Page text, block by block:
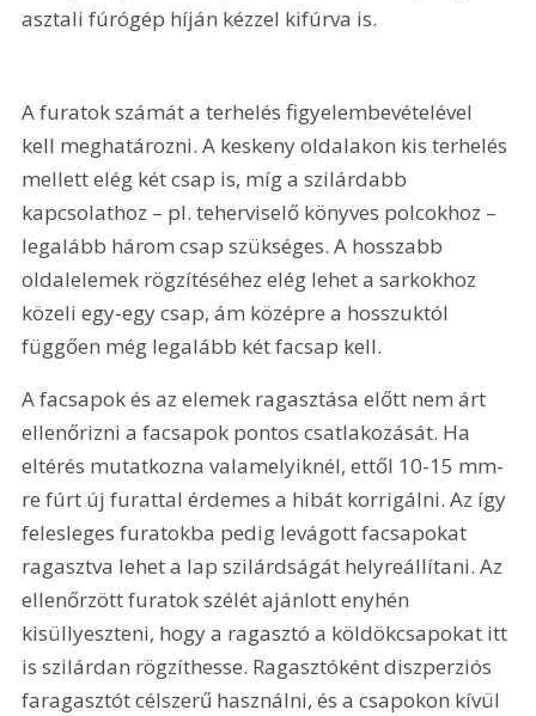
asztali fúrógép híján kézzel kifúrva is.
A furatok számát a terhelés figyelembevételével
kell meghatározni. A keskeny oldalakon kis terhelés
mellett elég két csap is, míg a szilárdabb
kapcsolathoz – pl. teherviselő könyves polcokhoz –
legalább három csap szükséges. A hosszabb
oldalelemek rögzítéséhez elég lehet a sarkokhoz
közeli egy-egy csap, ám középre a hosszuktól
függően még legalább két facsap kell.
A facsapok és az elemek ragasztása előtt nem árt
ellenőrizni a facsapok pontos csatlakozását. Ha
eltérés mutatkozna valamelyiknél, ettől 10-15 mm-
re fúrt új furattal érdemes a hibát korrigálni. Az így
felesleges furatokba pedig levágott facsapokat
ragasztva lehet a lap szilárdságát helyreállítani. Az
ellenőrzött furatok szélét ajánlott enyhén
kisüllyeszteni, hogy a ragasztó a köldökcsapokat itt
is szilárdan rögzíthesse. Ragasztóként diszperziós
faragasztót célszerű használni, és a csapokon kívül